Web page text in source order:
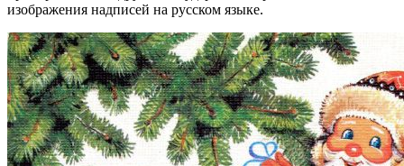
изображения надписей на русском языке.